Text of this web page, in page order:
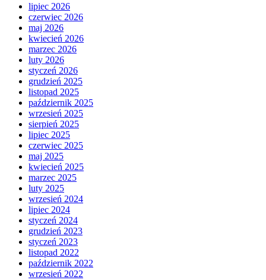
lipiec 2026
czerwiec 2026
maj 2026
kwiecień 2026
marzec 2026
luty 2026
styczeń 2026
grudzień 2025
listopad 2025
październik 2025
wrzesień 2025
sierpień 2025
lipiec 2025
czerwiec 2025
maj 2025
kwiecień 2025
marzec 2025
luty 2025
wrzesień 2024
lipiec 2024
styczeń 2024
grudzień 2023
styczeń 2023
listopad 2022
październik 2022
wrzesień 2022